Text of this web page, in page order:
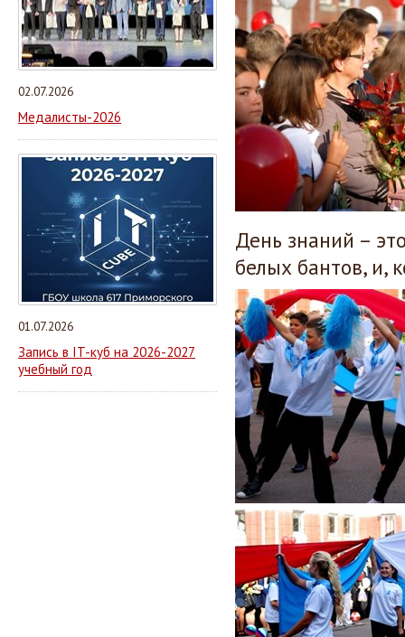
02.07.2026
Медалисты-2026
01.07.2026
Запись в IT-куб на 2026-2027
учебный год
День знаний –
белых бантов, и,